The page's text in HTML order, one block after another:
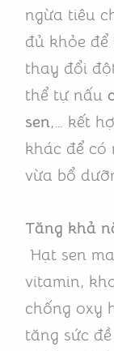
ngừa tiêu
đủ khỏe
thay đổi
thể tự nấu
sen,… kết
khác để có
vừa bổ
Tăng khả
Hạt sen
vitamin,
chống oxy
tăng sức